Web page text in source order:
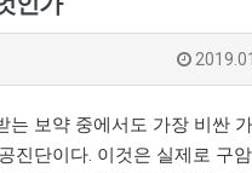
는 보약 중에서도 가장 비싼
진단이다. 이것은 실제로 구